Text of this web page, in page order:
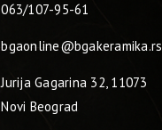
063/107-95-61
bgaonline@bgakeramika.rs
Jurija Gagarina 32, 11073
Novi Beograd